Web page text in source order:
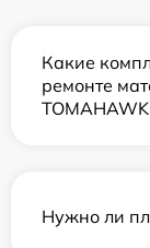
Какие
ремонте
Нужно ли